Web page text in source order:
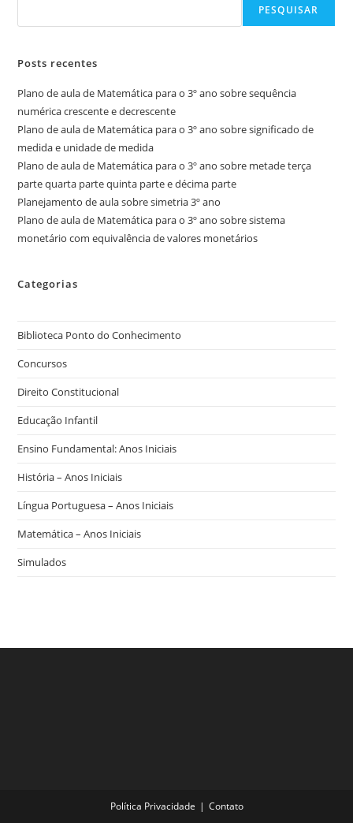
PESQUISAR
Posts recentes
Plano de aula de Matemática para o 3º ano sobre sequência
numérica crescente e decrescente
Plano de aula de Matemática para o 3º ano sobre significado de
medida e unidade de medida
Plano de aula de Matemática para o 3º ano sobre metade terça
parte quarta parte quinta parte e décima parte
Planejamento de aula sobre simetria 3º ano
Plano de aula de Matemática para o 3º ano sobre sistema
monetário com equivalência de valores monetários
Categorias
Biblioteca Ponto do Conhecimento
Concursos
Direito Constitucional
Educação Infantil
Ensino Fundamental: Anos Iniciais
História – Anos Iniciais
Língua Portuguesa – Anos Iniciais
Matemática – Anos Iniciais
Simulados
Política Privacidade Contato